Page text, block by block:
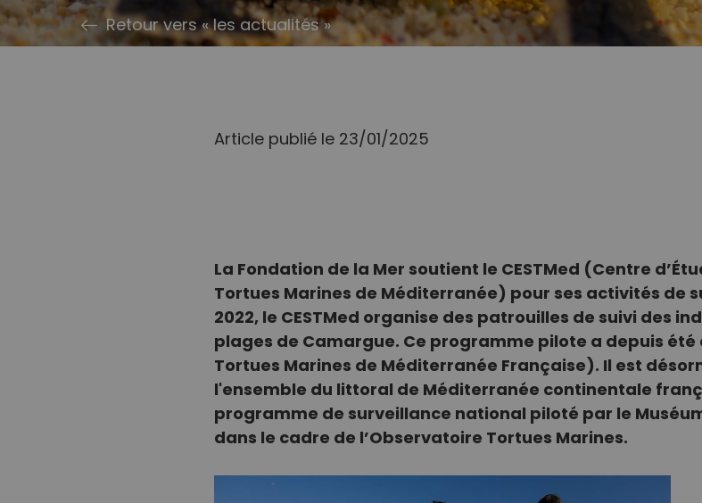
Retour vers « les actualités »
Article publié le 23/01/2025
La Fondation de la Mer soutient le CESTMed (Centre
Tortues Marines de Méditerranée) pour ses activités de
2022, le CESTMed organise des patrouilles de suivi des
plages de Camargue. Ce programme pilote a depuis été
Tortues Marines de Méditerranée Française). Il est
l'ensemble du littoral de Méditerranée continentale
programme de surveillance national piloté par le
dans le cadre de l’Observatoire Tortues Marines.